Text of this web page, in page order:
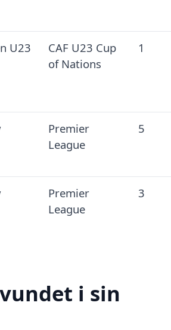
U23
CAF U23 Cup
of Nations
1
Premier
League
5
Premier
League
3
i sin